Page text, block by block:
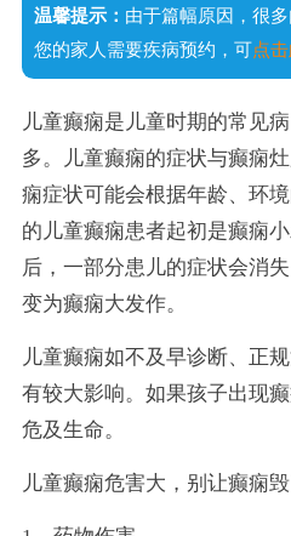
温馨提示： 由于篇幅原因，很
您的家人需要疾病预约，可点
儿童癫痫是儿童时期的常见
多。儿童癫痫的症状与癫痫
痫症状可能会根据年龄、环
的儿童癫痫患者起初是癫痫
后，一部分患儿的症状会消
变为癫痫大发作。
儿童癫痫如不及早诊断、正
有较大影响。如果孩子出现
危及生命。
儿童癫痫危害大，别让癫痫